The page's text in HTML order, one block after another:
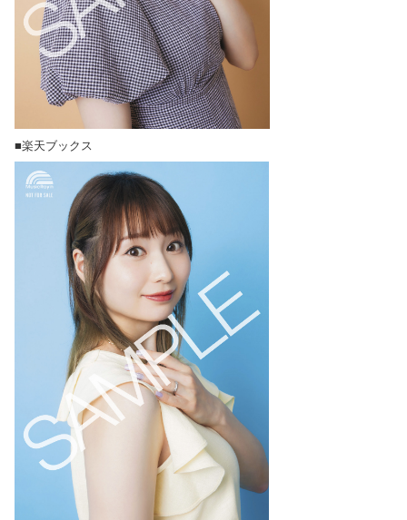
■楽天ブックス